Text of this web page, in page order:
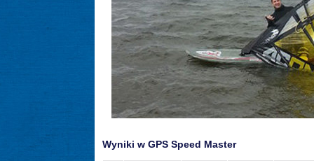
Wyniki w GPS Speed Master